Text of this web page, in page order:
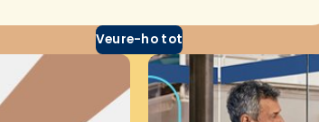
Veure-ho tot